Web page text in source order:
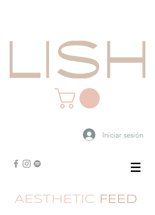
Iniciar sesión
AESTHETIC FEED